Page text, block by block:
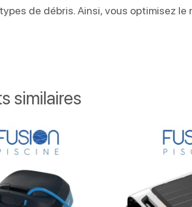
de débris. Ainsi, vous optimisez
similaires